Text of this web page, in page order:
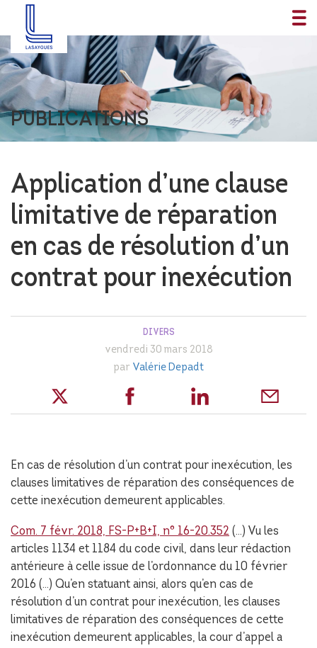
PUBLICATIONS
Application d’une clause
limitative de réparation
en cas de résolution d’un
contrat pour inexécution
DIVERS
vendredi 30 mars 2018
par Valérie Depadt
En cas de résolution d’un contrat pour inexécution, les
clauses limitatives de réparation des conséquences de
cette inexécution demeurent applicables.
Com. 7 févr. 2018, FS-P+B+I, n° 16-20.352 (…) Vu les
articles 1134 et 1184 du code civil, dans leur rédaction
antérieure à celle issue de l’ordonnance du 10 février
2016 (…) Qu’en statuant ainsi, alors qu’en cas de
résolution d’un contrat pour inexécution, les clauses
limitatives de réparation des conséquences de cette
inexécution demeurent applicables, la cour d’appel a